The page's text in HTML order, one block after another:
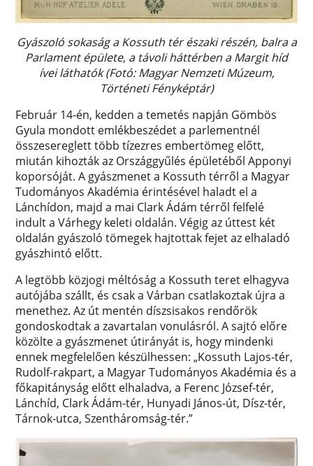
Gyászoló sokaság a Kossuth tér északi részén, balra a
Parlament épülete, a távoli háttérben a Margit híd
ívei láthatók (Fotó: Magyar Nemzeti Múzeum,
Történeti Fényképtár)
Február 14-én, kedden a temetés napján Gömbös
Gyula mondott emlékbeszédet a parlementnél
összesereglett több tízezres embertömeg előtt,
miután kihozták az Országgyűlés épületéből Apponyi
koporsóját. A gyászmenet a Kossuth térről a Magyar
Tudományos Akadémia érintésével haladt el a
Lánchídon, majd a mai Clark Ádám térről felfelé
indult a Várhegy keleti oldalán. Végig az úttest két
oldalán gyászoló tömegek hajtottak fejet az elhaladó
gyászhintó előtt.
A legtöbb közjogi méltóság a Kossuth teret elhagyva
autójába szállt, és csak a Várban csatlakoztak újra a
menethez. Az út mentén díszsisakos rendőrök
gondoskodtak a zavartalan vonulásról. A sajtó előre
közölte a gyászmenet útirányát is, hogy mindenki
ennek megfelelően készülhessen: „Kossuth Lajos-tér,
Rudolf-rakpart, a Magyar Tudományos Akadémia és a
főkapitányság előtt elhaladva, a Ferenc József-tér,
Lánchíd, Clark Ádám-tér, Hunyadi János-út, Dísz-tér,
Tárnok-utca, Szentháromság-tér.”